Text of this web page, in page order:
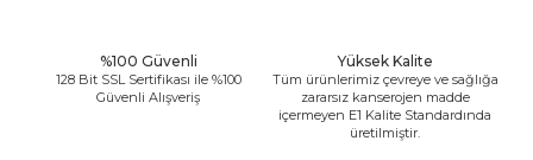
%100 Güvenli
128 Bit SSL Sertifikası ile %100
Güvenli Alışveriş
Yüksek Kalite
Tüm ürünlerimiz çevreye ve sağlığa
zararsız kanserojen madde
içermeyen E1 Kalite Standardında
üretilmiştir.